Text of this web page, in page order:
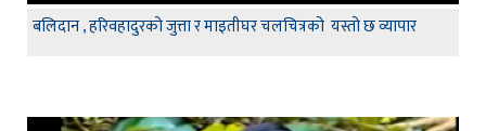
बलिदान , हरिवहादुरको जुत्ता र माइतीघर चलचित्रको यस्तो छ व्यापार